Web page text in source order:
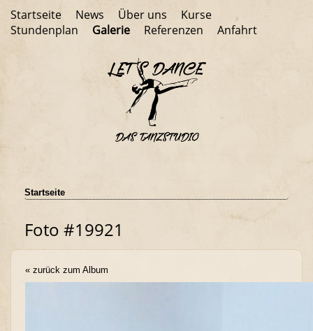
Startseite News Über uns
Kurse
Stundenplan
Galerie Referenzen Anfahrt
Startseite
Foto #19921
« zurück zum Album